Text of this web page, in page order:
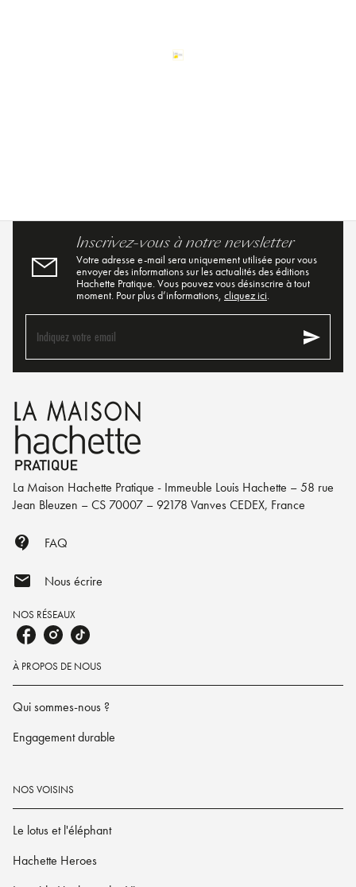
Inscrivez-vous à notre newsletter
Votre adresse e-mail sera uniquement utilisée pour vous
envoyer des informations sur les actualités des éditions
Hachette Pratique. Vous pouvez vous désinscrire à tout
moment. Pour plus d’informations, cliquez ici.
Indiquez votre email send
La Maison Hachette Pratique - Immeuble Louis Hachette – 58 rue
Jean Bleuzen – CS 70007 – 92178 Vanves CEDEX, France
contact_support FAQ
mail Nous écrire
NOS RÉSEAUX
À PROPOS DE NOUS
Qui sommes-nous ?
Engagement durable
NOS VOISINS
Le lotus et l'éléphant
Hachette Heroes